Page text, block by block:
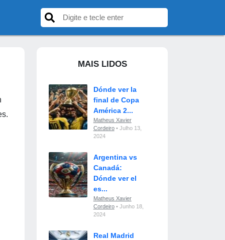
MAIS LIDOS
Dónde ver la
final de Copa
América 2...
Matheus Xavier
Cordeiro• Julho 13,
2024
Argentina vs
Canadá:
Dónde ver el
es...
Matheus Xavier
Cordeiro• Junho 18,
2024
Real Madrid